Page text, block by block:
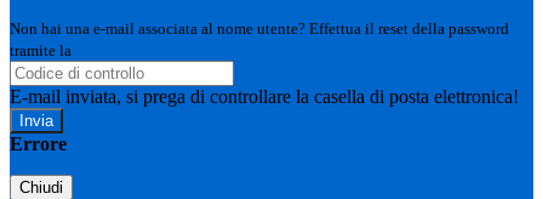
Non hai una e-mail associata al nome utente? Effettua il reset della password
tramite la
E-mail inviata, si prega di controllare la casella di posta elettronica!
Errore
Chiudi